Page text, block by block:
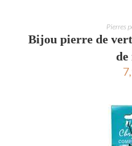
Pierres
Bijou pierre de
de